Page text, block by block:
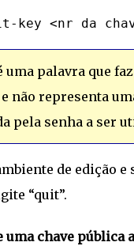
uma palavra que
não representa
pela senha a ser
de edição e
“quit”.
uma chave pública